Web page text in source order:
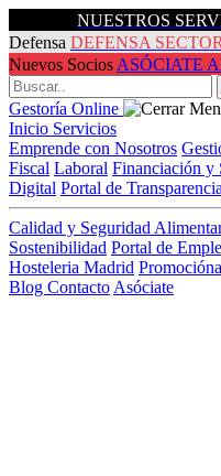
NUESTROS
Defensa DEFENSA
Nuevos Socios ASÓCIATE
Gestoría Online
Inicio Servicios
Emprende con Nosotros
Fiscal Laboral Financiación y
Digital Portal de Transparencia
Calidad y Seguridad
Sostenibilidad Portal de
Hosteleria Madrid
Blog Contacto Asóciate